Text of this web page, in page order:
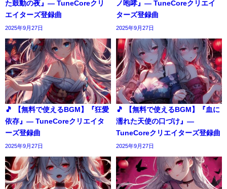
た鼓動の夜』― TuneCoreクリ
エイターズ登録曲
2025年9月27日
ノ咆哮』― TuneCoreクリエイ
ターズ登録曲
2025年9月27日
🎵 【無料で使えるBGM】『狂愛
依存』― TuneCoreクリエイタ
ーズ登録曲
2025年9月27日
🎵 【無料で使えるBGM】『血に
濡れた天使の口づけ』―
TuneCoreクリエイターズ登録曲
2025年9月27日